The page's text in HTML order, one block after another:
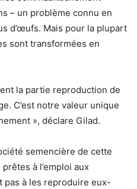
– un problème connu en
d’œufs. Mais pour la plupart
sont transformées en
la partie reproduction de
C’est notre valeur unique
», déclare Gilad.
semencière de cette
à l’emploi aux
pas à les reproduire eux-